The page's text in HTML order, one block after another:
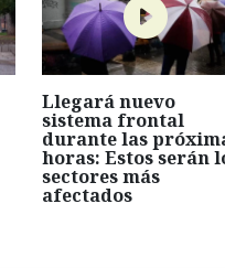
Llegará nuevo
sistema frontal
durante las
horas: Estos serán
sectores más
afectados